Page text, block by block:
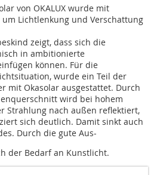
von OKALUX wurde mit
Licht­lenkung und Verschattung
zeigt, dass sich die
in ambitionierte
können. Für die
wurde ein Teil der
mit Okasolar ausgestattet. Durch
wird bei hohem
Strahlung nach außen reflektiert,
sich deutlich. Damit sinkt auch
Durch die gute Aus-
der Bedarf an Kunstlicht.